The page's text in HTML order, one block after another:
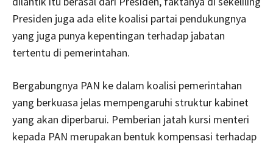
Presiden juga ada elite koalisi partai pendukungnya
yang juga punya kepentingan terhadap jabatan
tertentu di pemerintahan.
Bergabungnya PAN ke dalam koalisi pemerintahan
yang berkuasa jelas mempengaruhi struktur kabinet
yang akan diperbarui. Pemberian jatah kursi menteri
kepada PAN merupakan bentuk kompensasi terhadap